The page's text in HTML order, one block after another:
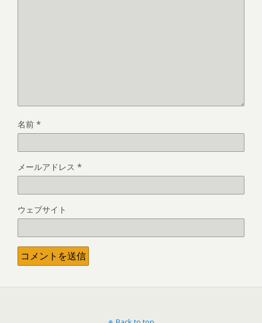
名前 *
メールアドレス *
ウェブサイト